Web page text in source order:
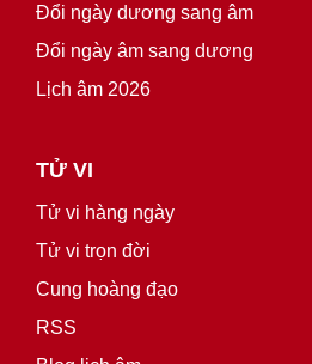
Đổi ngày dương sang âm
Đổi ngày âm sang dương
Lịch âm 2026
TỬ VI
Tử vi hàng ngày
Tử vi trọn đời
Cung hoàng đạo
RSS